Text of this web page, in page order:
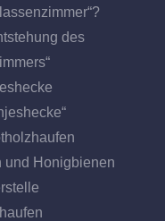
des
und Honigbienen